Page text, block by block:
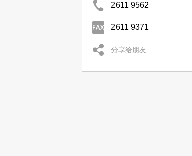
2611 9562
2611 9371
分享给朋友